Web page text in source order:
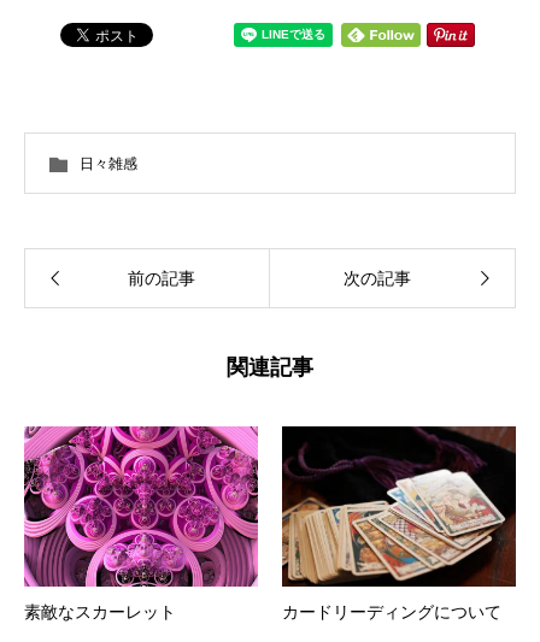
日々雑感
前の記事 次の記事
関連記事
素敵なスカーレット カードリーディングについて